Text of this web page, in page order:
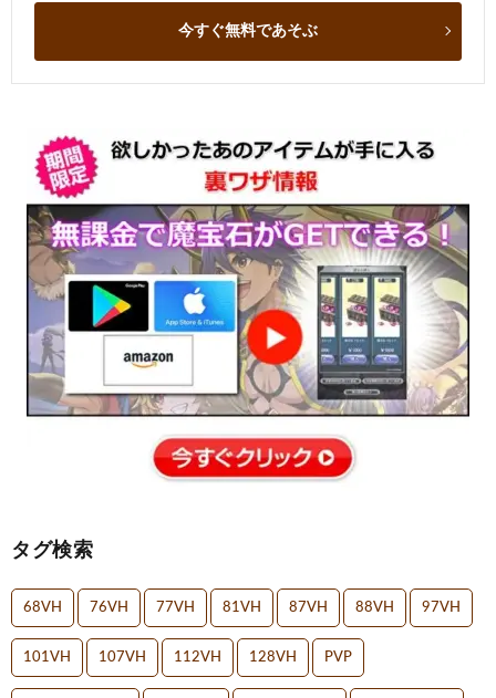
今すぐ無料であそぶ
タグ検索
68VH 76VH 77VH 81VH 87VH 88VH 97VH
101VH 107VH 112VH 128VH PVP